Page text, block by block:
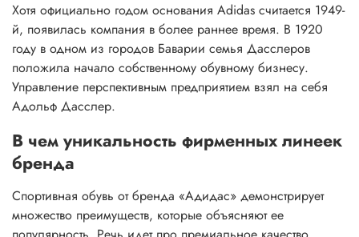
Хотя официально годом основания Adidas считается 1949-
й, появилась компания в более раннее время. В 1920
году в одном из городов Баварии семья Дасслеров
положила начало собственному обувному бизнесу.
Управление перспективным предприятием взял на себя
Адольф Дасслер.
В чем уникальность фирменных линеек
бренда
Спортивная обувь от бренда «Адидас» демонстрирует
множество преимуществ, которые объясняют ее